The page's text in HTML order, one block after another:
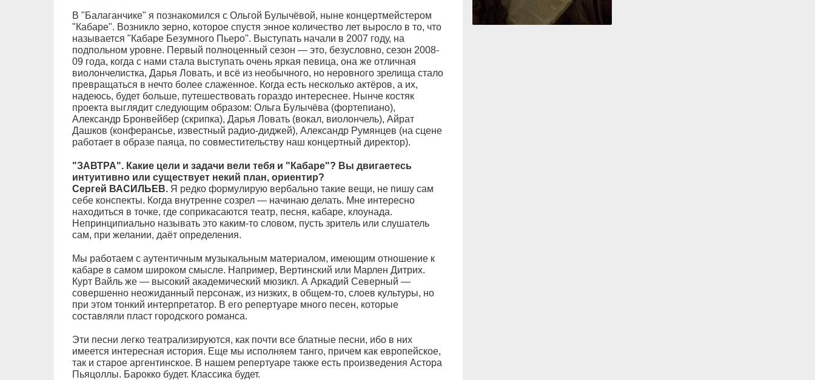
В "Балаганчике" я познакомился с Ольгой Булычёвой, ныне концертмейстером
"Кабаре". Возникло зерно, которое спустя энное количество лет выросло в то, что
называется "Кабаре Безумного Пьеро". Выступать начали в 2007 году, на
подпольном уровне. Первый полноценный сезон — это, безусловно, сезон 2008-
09 года, когда с нами стала выступать очень яркая певица, она же отличная
виолончелистка, Дарья Ловать, и всё из необычного, но неровного зрелища стало
превращаться в нечто более слаженное. Когда есть несколько актёров, а их,
надеюсь, будет больше, путешествовать гораздо интереснее. Нынче костяк
проекта выглядит следующим образом: Ольга Булычёва (фортепиано),
Александр Бронвейбер (скрипка), Дарья Ловать (вокал, виолончель), Айрат
Дашков (конферансье, известный радио-диджей), Александр Румянцев (на сцене
работает в образе паяца, по совместительству наш концертный директор).
"ЗАВТРА". Какие цели и задачи вели тебя и "Кабаре"? Вы двигаетесь
интуитивно или существует некий план, ориентир?
Сергей ВАСИЛЬЕВ. Я редко формулирую вербально такие вещи, не пишу сам
себе конспекты. Когда внутренне созрел — начинаю делать. Мне интересно
находиться в точке, где соприкасаются театр, песня, кабаре, клоунада.
Непринципиально называть это каким-то словом, пусть зритель или слушатель
сам, при желании, даёт определения.
Мы работаем с аутентичным музыкальным материалом, имеющим отношение к
кабаре в самом широком смысле. Например, Вертинский или Марлен Дитрих.
Курт Вайль же — высокий академический мюзикл. А Аркадий Северный —
совершенно неожиданный персонаж, из низких, в общем-то, слоев культуры, но
при этом тонкий интерпретатор. В его репертуаре много песен, которые
составляли пласт городского романса.
Эти песни легко театрализируются, как почти все блатные песни, ибо в них
имеется интересная история. Еще мы исполняем танго, причем как европейское,
так и старое аргентинское. В нашем репертуаре также есть произведения Астора
Пьяцоллы. Барокко будет. Классика будет.